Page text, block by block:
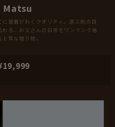
に愛着がわくクオリティ。選ぶ側の目
わる、お父さんの日常をワンランク格
上質な贈り物。